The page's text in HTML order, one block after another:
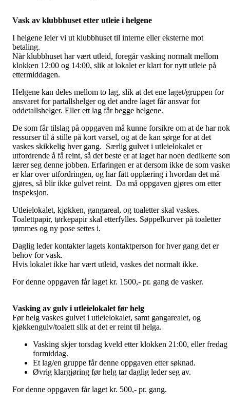
Vask av klubbhuset etter utleie i helgene
I helgene leier vi ut klubbhuset til interne eller eksterne mot
betaling.
Når klubbhuset har vært utleid, foregår vasking normalt mellom
klokken 12:00 og 14:00, slik at lokalet er klart for nytt utleie på
ettermiddagen.
Helgene kan deles mellom to lag, slik at det ene laget/gruppen for
ansvaret for partallshelger og det andre laget får ansvar for
oddetallshelger. Eller ett lag får begge helgene.
De som får tilslag på oppgaven må kunne forsikre om at de har nok
ressurser til å stille på kort varsel, og at de kan sørge for at det
vaskes skikkelig hver gang. Særlig gulvet i utleielokalet er
utfordrende å få reint, så det beste er at laget har noen dedikerte
lærer seg denne jobben. Erfaringen er at dersom ikke de som
er klar over utfordringen, og har fått opplæring i hvordan det må
gjøres, så blir ikke gulvet reint. Da må oppgaven gjøres om etter
inspeksjon.
Utleielokalet, kjøkken, gangareal, og toaletter skal vaskes.
Toalettpapir, tørkepapir skal etterfylles. Søppelkurver på toaletter
tømmes og ny pose settes i.
Daglig leder kontakter lagets kontaktperson for hver gang det er
behov for vask.
Hvis lokalet ikke har vært utleid, vaskes det normalt ikke.
For denne oppgaven får laget kr. 1500,- pr. gang de vasker.
Vasking av gulv i utleielokalet før helg
Før helg vaskes gulvet i utleielokalet, samt gangarealet, og
kjøkkengulv/toalett slik at det er reint til helga.
Vasking skjer torsdag kveld etter klokken 21:00, eller fredag
formiddag.
Et lag/en gruppe får denne oppgaven etter søknad.
Øvrig klargjøring før helg tar daglig leder seg av.
For denne oppgaven får laget kr. 500,- pr. gang.